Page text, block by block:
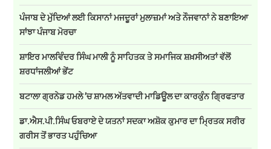
ਪੰਜਾਬ ਦੇ ਮੁੱਦਿਆਂ ਲਈ ਕਿਸਾਨਾਂ ਮਜਦੂਰਾਂ ਮੁਲਾਜ਼ਮਾਂ ਅਤੇ ਨੌਜਵਾਨਾਂ ਨੇ ਬਣਾਇਆ
ਸਾਂਝਾ ਪੰਜਾਬ ਮੋਰਚਾ
ਸ਼ਾਇਰ ਮਾਲਵਿੰਦਰ ਸਿੰਘ ਮਾਲੀ ਨੂੰ ਸਾਹਿਤਕ ਤੇ ਸਮਾਜਿਕ ਸ਼ਖ਼ਸੀਅਤਾਂ ਵੱਲੋਂ
ਸ਼ਰਧਾਂਜਲੀਆਂ ਭੇਂਟ
ਬਟਾਲਾ ਗ੍ਰਨੇਡ ਹਮਲੇ ’ਚ ਸ਼ਾਮਲ ਅੱਤਵਾਦੀ ਮਾਡਿਊਲ ਦਾ ਕਾਰਕੁੰਨ ਗ੍ਰਿਫਤਾਰ
ਡਾ.ਐਸ.ਪੀ.ਸਿੰਘ ਓਬਰਾਏ ਦੇ ਯਤਨਾਂ ਸਦਕਾ ਅਸ਼ੋਕ ਕੁਮਾਰ ਦਾ ਮ੍ਰਿਤਕ ਸਰੀਰ
ਗਰੀਸ ਤੋਂ ਭਾਰਤ ਪਹੁੰਚਿਆ